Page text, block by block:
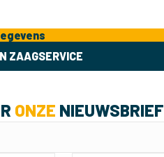
ZAAGSERVICE
ONZE NIEUWSBRIEF